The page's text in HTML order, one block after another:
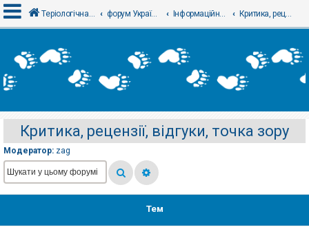
х
і
е
є
с
т
р
а
Теріологічна школа форум Українського теріологічного товариства Інформаційний відділ Критика, рецензії, відгуки, точка зору
Критика, рецензії, відгуки, точка зору
Модератор: zag
Тем